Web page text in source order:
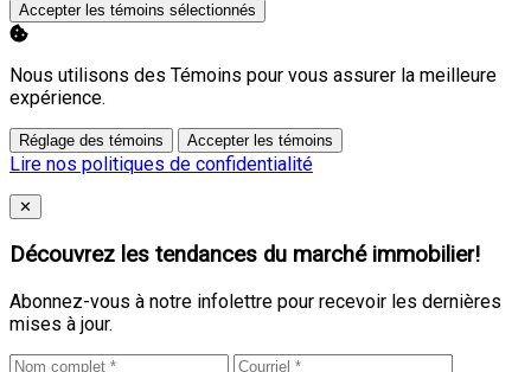
Accepter les témoins sélectionnés
Nous utilisons des Témoins pour vous assurer la meilleure
expérience.
Réglage des témoins Accepter les témoins
Lire nos politiques de confidentialité
Close
✕
Découvrez les tendances du marché immobilier!
Abonnez-vous à notre infolettre pour recevoir les dernières
mises à jour.